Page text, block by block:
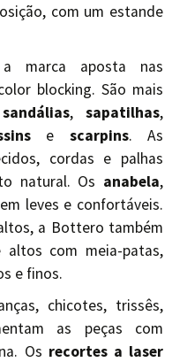
com um estande
marca aposta nas
blocking. São mais
sandálias,sapatilhas,
e scarpins. As
cordas e palhas
natural. Os anabela,
leves e confortáveis.
a Bottero também
com meia-patas,
e finos.
chicotes, trissês,
as peças com
Os recortes a laser